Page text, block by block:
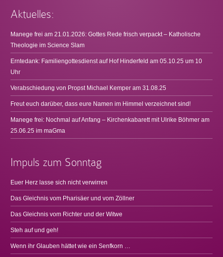
Aktuelles:
Manege frei am 21.01.2026: Gottes Rede frisch verpackt – Katholische
Theologie im Science Slam
Erntedank: Familiengottesdienst auf Hof Hinderfeld am 05.10.25 um 10
Uhr
Verabschiedung von Propst Michael Kemper am 31.08.25
Freut euch darüber, dass eure Namen im Himmel verzeichnet sind!
Manege frei: Nochmal auf Anfang – Kirchenkabarett mit Ulrike Böhmer am
25.06.25 im maGma
Impuls zum Sonntag
Euer Herz lasse sich nicht verwirren
Das Gleichnis vom Pharisäer und vom Zöllner
Das Gleichnis vom Richter und der Witwe
Steh auf und geh!
Wenn ihr Glauben hättet wie ein Senfkorn …